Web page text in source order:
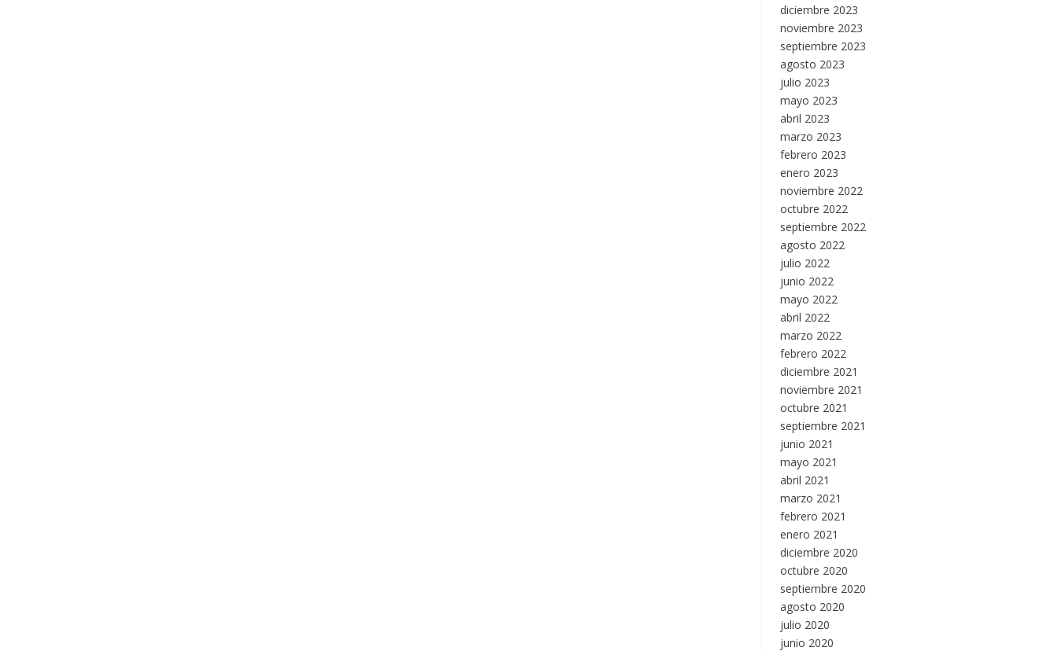
diciembre 2023
noviembre 2023
septiembre 2023
agosto 2023
julio 2023
mayo 2023
abril 2023
marzo 2023
febrero 2023
enero 2023
noviembre 2022
octubre 2022
septiembre 2022
agosto 2022
julio 2022
junio 2022
mayo 2022
abril 2022
marzo 2022
febrero 2022
diciembre 2021
noviembre 2021
octubre 2021
septiembre 2021
junio 2021
mayo 2021
abril 2021
marzo 2021
febrero 2021
enero 2021
diciembre 2020
octubre 2020
septiembre 2020
agosto 2020
julio 2020
junio 2020